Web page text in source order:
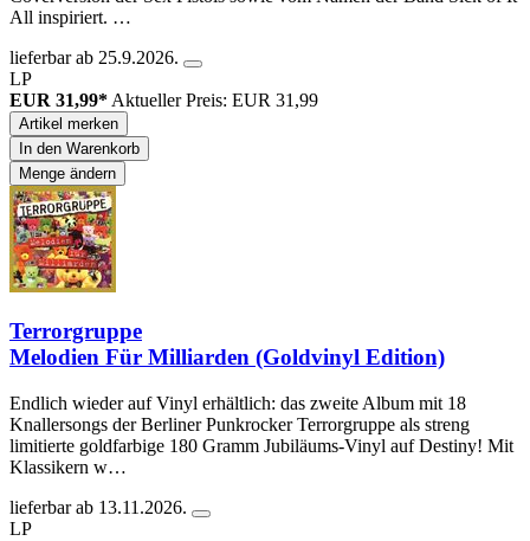
All inspiriert. …
lieferbar ab 25.9.2026.
LP
EUR 31,99* Aktueller Preis: EUR 31,99
Artikel merken
In den Warenkorb
Menge ändern
Terrorgruppe
Melodien Für Milliarden (Goldvinyl Edition)
Endlich wieder auf Vinyl erhältlich: das zweite Album mit 18
Knallersongs der Berliner Punkrocker Terrorgruppe als streng
limitierte goldfarbige 180 Gramm Jubiläums-Vinyl auf Destiny! Mit
Klassikern w…
lieferbar ab 13.11.2026.
LP